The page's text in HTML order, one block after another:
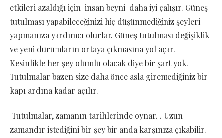
etkileri azaldığı için insan beyni daha iyi çalışır. Güneş
tutulması yapabileceğinizi hiç düşünmediğiniz şeyleri
yapmanıza yardımcı olurlar. Güneş tutulması değişiklik
ve yeni durumların ortaya çıkmasına yol açar.
Kesinlikle her şey olumlu olacak diye bir şart yok.
Tutulmalar bazen size daha önce asla giremediğiniz bir
kapı ardına kadar açılır.
Tutulmalar, zamanın tarihlerinde oynar. . Uzun
zamandır istediğini bir şey bir anda karşınıza çıkabilir.